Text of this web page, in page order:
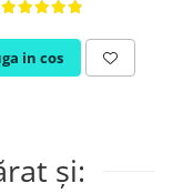
in cos
și: